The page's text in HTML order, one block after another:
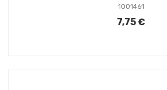
1001461
7,75 €